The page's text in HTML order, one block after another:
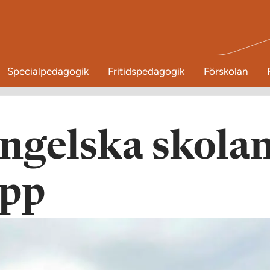
Specialpedagogik Fritidspedagogik Förskolan